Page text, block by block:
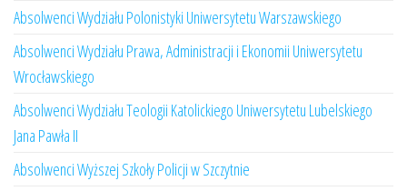
Absolwenci Wydziału Polonistyki Uniwersytetu Warszawskiego
Absolwenci Wydziału Prawa, Administracji i Ekonomii Uniwersytetu
Wrocławskiego
Absolwenci Wydziału Teologii Katolickiego Uniwersytetu Lubelskiego
Jana Pawła II
Absolwenci Wyższej Szkoły Policji w Szczytnie